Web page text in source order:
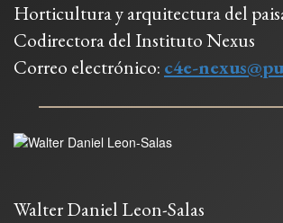
Horticultura y arquitectura del
Codirectora del Instituto Nexus
Correo electrónico: c4e-
Walter Daniel Leon-Salas